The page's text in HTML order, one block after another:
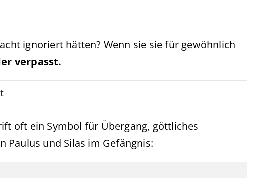
ignoriert hätten? Wenn sie sie für gewöhnlich
verpasst.
oft ein Symbol für Übergang, göttliches
Paulus und Silas im Gefängnis: